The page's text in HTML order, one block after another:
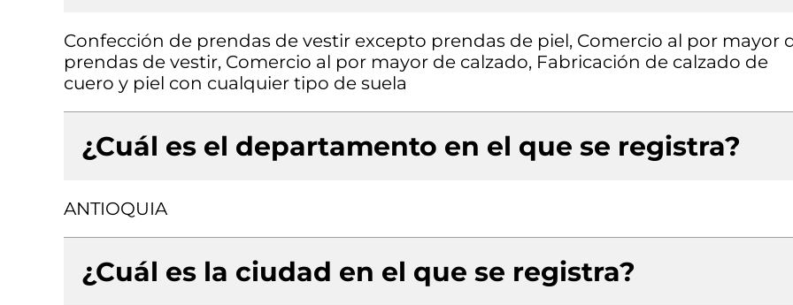
Confección de prendas de vestir excepto prendas de piel, Comercio al por mayor
prendas de vestir, Comercio al por mayor de calzado, Fabricación de calzado de
cuero y piel con cualquier tipo de suela
¿Cuál es el departamento en el que se registra?
ANTIOQUIA
¿Cuál es la ciudad en el que se registra?